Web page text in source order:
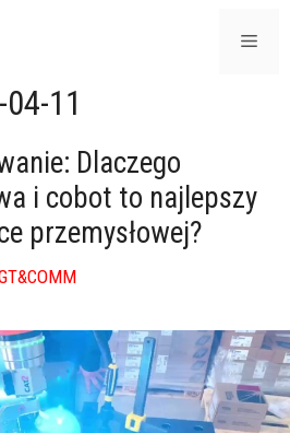
11
Dlaczego
i cobot to najlepszy
przemysłowej?